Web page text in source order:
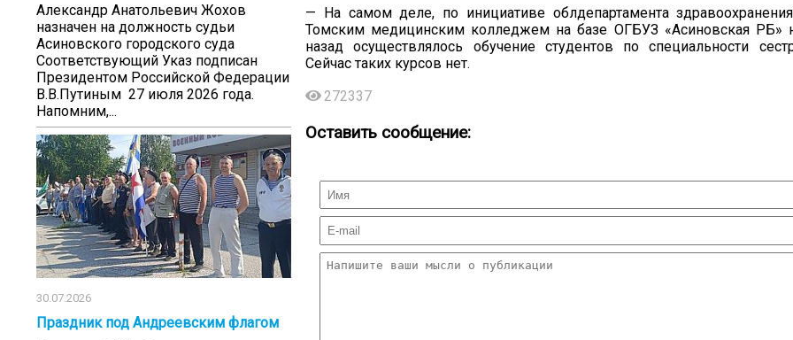
Александр Анатольевич Жохов
назначен на должность судьи
Асиновского городского суда
Соответствующий Указ подписан
Президентом Российской Федерации
В.В.Путиным 27 июля 2026 года.
Напомним,...
30.07.2026
Праздник под Андреевским флагом
— На самом деле, по инициативе облдепартамента
Томским медицинским колледжем на базе ОГБУЗ «Асиновская РБ»
назад осуществлялось обучение студентов по специальности
Сейчас таких курсов нет.
272337
Оставить сообщение:
Посмотреть...